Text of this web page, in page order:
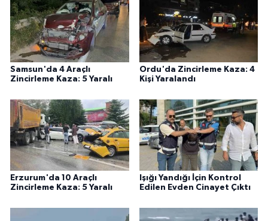
Samsun'da 4 Araçlı
Zincirleme Kaza: 5 Yaralı
Ordu'da Zincirleme Kaza: 4
Kişi Yaralandı
Erzurum'da 10 Araçlı
Zincirleme Kaza: 5 Yaralı
Işığı Yandığı İçin Kontrol
Edilen Evden Cinayet Çıktı